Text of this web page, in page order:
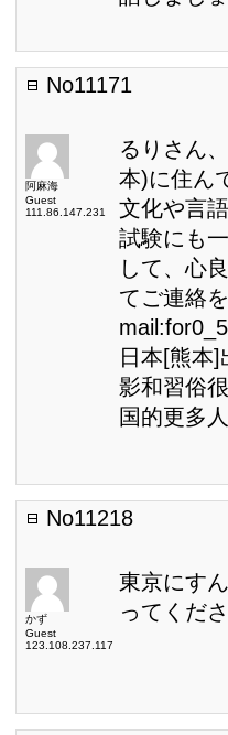
No11171
阿麻海
Guest
111.86.147.231
るりさん
本)に住ん
文化や言
試験にも
して、心
てご連絡
日本[熊本
影和習俗
国的更多
No11218
かず
Guest
123.108.237.117
東京にす
ってくだ